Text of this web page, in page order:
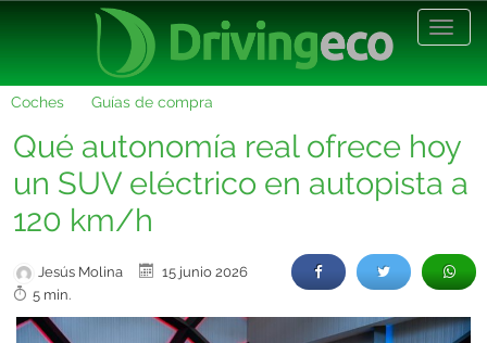
Coches Guías de compra
Qué autonomía real ofrece hoy
un SUV eléctrico en autopista a
120 km/h
Jesús Molina
15 junio 2026
5 min.